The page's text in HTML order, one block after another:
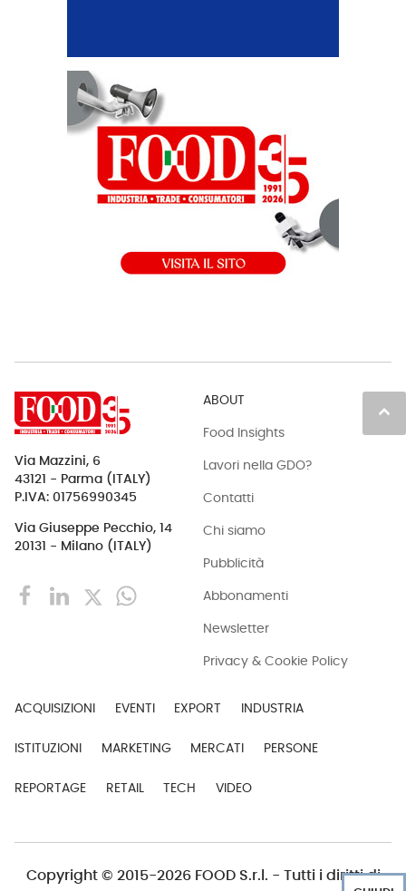
keyboard_arrow_up
Via Mazzini, 6
43121 - Parma (ITALY)
P.IVA: 01756990345
Via Giuseppe Pecchio, 14
20131 - Milano (ITALY)
ABOUT
Food Insights
Lavori nella GDO?
Contatti
Chi siamo
Pubblicità
Abbonamenti
Newsletter
Privacy & Cookie Policy
ACQUISIZIONI EVENTI EXPORT INDUSTRIA
ISTITUZIONI MARKETING MERCATI PERSONE
REPORTAGE RETAIL TECH VIDEO
Copyright © 2015-2026 FOOD S.r.l. - Tutti i diritti di